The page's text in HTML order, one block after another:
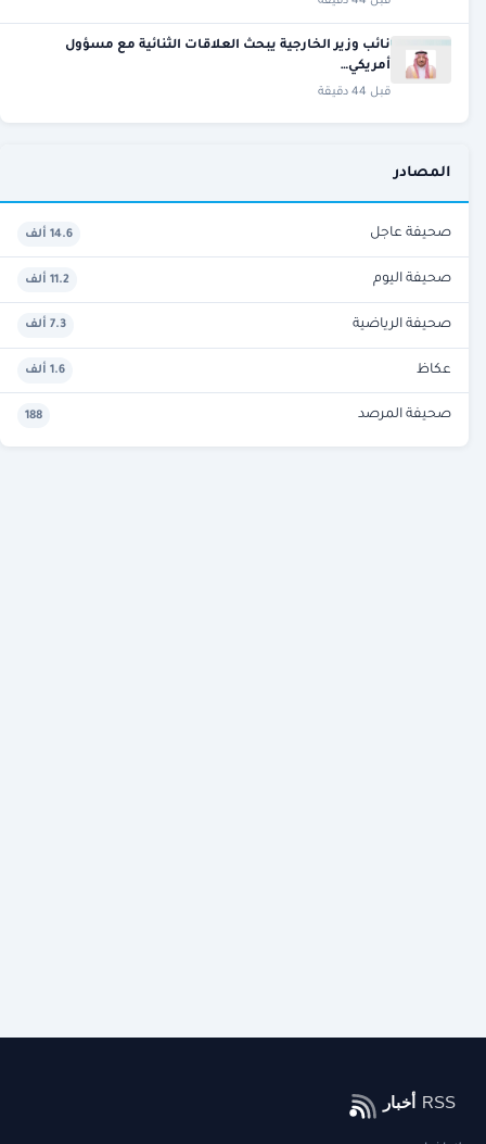
نائب وزير الخارجية يبحث العلاقات الثنائية مع مسؤول
أمريكي…
قبل 44 دقيقة
المصادر
صحيفة عاجل 14.6 ألف
صحيفة اليوم 11.2 ألف
صحيفة الرياضية 7.3 ألف
عكاظ 1.6 ألف
صحيفة المرصد 188